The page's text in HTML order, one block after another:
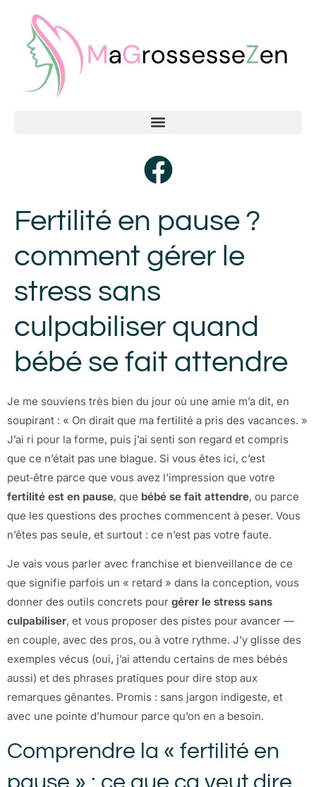
Fertilité en pause ?
comment gérer le
stress sans
culpabiliser quand
bébé se fait attendre
Je me souviens très bien du jour où une amie m’a dit, en
soupirant : « On dirait que ma fertilité a pris des vacances. »
J’ai ri pour la forme, puis j’ai senti son regard et compris
que ce n’était pas une blague. Si vous êtes ici, c’est
peut‑être parce que vous avez l’impression que votre
fertilité est en pause, que bébé se fait attendre, ou parce
que les questions des proches commencent à peser. Vous
n’êtes pas seule, et surtout : ce n’est pas votre faute.
Je vais vous parler avec franchise et bienveillance de ce
que signifie parfois un « retard » dans la conception, vous
donner des outils concrets pour gérer le stress sans
culpabiliser, et vous proposer des pistes pour avancer —
en couple, avec des pros, ou à votre rythme. J’y glisse des
exemples vécus (oui, j’ai attendu certains de mes bébés
aussi) et des phrases pratiques pour dire stop aux
remarques gênantes. Promis : sans jargon indigeste, et
avec une pointe d’humour parce qu’on en a besoin.
Comprendre la « fertilité en
pause » : ce que ça veut dire